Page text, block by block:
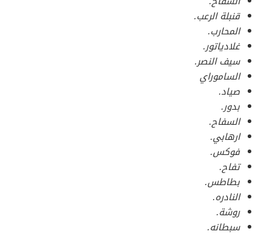
قنبلة الرعب.
المحارب.
غلادياتور.
سيف النصر.
الساموراي
صياد.
بدور.
السفاح.
ارهابي.
فوكس.
تفاح.
بطاطس.
النادره.
روشة.
سبطانه.